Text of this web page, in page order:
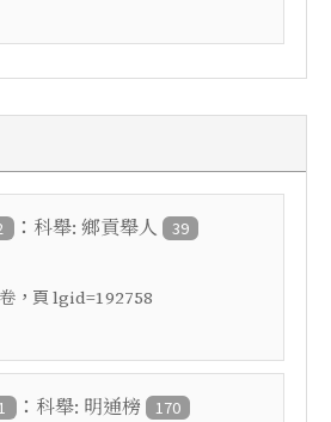
： 科舉: 鄉貢舉人 39
，頁 lgid=192758
： 科舉: 明通榜 170